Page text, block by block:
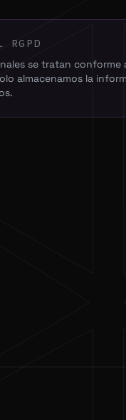
RGPD
se tratan conforme
almacenamos la